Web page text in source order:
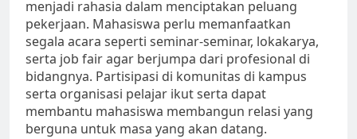
menjadi rahasia dalam menciptakan peluang
pekerjaan. Mahasiswa perlu memanfaatkan
segala acara seperti seminar-seminar, lokakarya,
serta job fair agar berjumpa dari profesional di
bidangnya. Partisipasi di komunitas di kampus
serta organisasi pelajar ikut serta dapat
membantu mahasiswa membangun relasi yang
berguna untuk masa yang akan datang.